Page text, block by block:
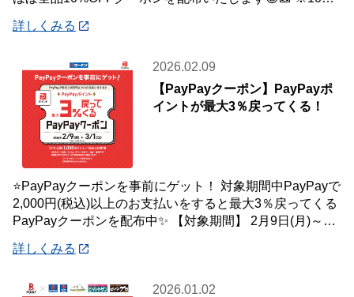
詳しくみる
2026.02.09
【PayPayクーポン】PayPayポ
イントが最大3％戻ってくる！
⭐PayPayクーポンを事前にゲット！ 対象期間中PayPayで
2,000円(税込)以上のお支払いをすると最大3％戻ってくる
PayPayクーポンを配布中✨ 【対象期間】 2月9日(月)～3
詳しくみる
2026.01.02